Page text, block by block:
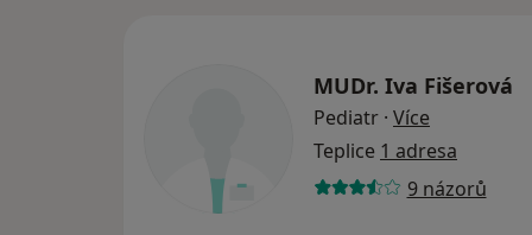
MUDr. Iva Fišerová
Pediatr · Více
Teplice 1 adresa
9 názorů